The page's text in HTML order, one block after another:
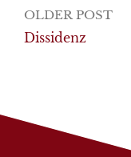
Post
navigation
OLDER POST
Dissidenz